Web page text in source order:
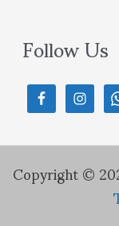
Follow Us
Copyright ©